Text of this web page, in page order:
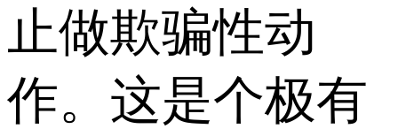
止做欺骗性动
作。这是个极有